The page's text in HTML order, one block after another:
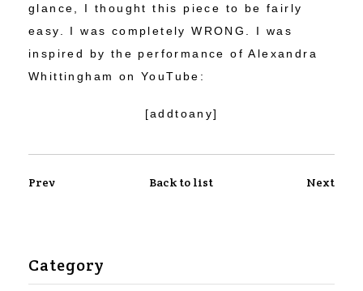
glance, I thought this piece to be fairly
easy. I was completely WRONG. I was
inspired by the performance of Alexandra
Whittingham on YouTube:
[addtoany]
Prev Back to list Next
Category